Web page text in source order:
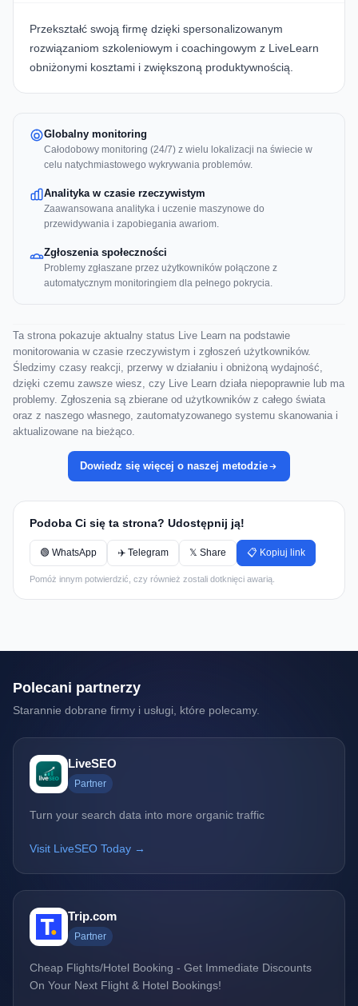
Przekształć swoją firmę dzięki spersonalizowanym
rozwiązaniom szkoleniowym i coachingowym z LiveLearn
obniżonymi kosztami i zwiększoną produktywnością.
Globalny monitoring
Całodobowy monitoring (24/7) z wielu lokalizacji na świecie w
celu natychmiastowego wykrywania problemów.
Analityka w czasie rzeczywistym
Zaawansowana analityka i uczenie maszynowe do
przewidywania i zapobiegania awariom.
Zgłoszenia społeczności
Problemy zgłaszane przez użytkowników połączone z
automatycznym monitoringiem dla pełnego pokrycia.
Ta strona pokazuje aktualny status Live Learn na podstawie
monitorowania w czasie rzeczywistym i zgłoszeń użytkowników.
Śledzimy czasy reakcji, przerwy w działaniu i obniżoną wydajność,
dzięki czemu zawsze wiesz, czy Live Learn działa niepoprawnie lub ma
problemy. Zgłoszenia są zbierane od użytkowników z całego świata
oraz z naszego własnego, zautomatyzowanego systemu skanowania i
aktualizowane na bieżąco.
Dowiedz się więcej o naszej metodzie
Podoba Ci się ta strona? Udostępnij ją!
🟢 WhatsApp ✈️ Telegram 𝕏 Share 📋 Kopiuj link
Pomóż innym potwierdzić, czy również zostali dotknięci awarią.
Polecani partnerzy
Starannie dobrane firmy i usługi, które polecamy.
LiveSEO
Partner
Turn your search data into more organic traffic
Visit LiveSEO Today →
Trip.com
Partner
Cheap Flights/Hotel Booking - Get Immediate Discounts
On Your Next Flight & Hotel Bookings!